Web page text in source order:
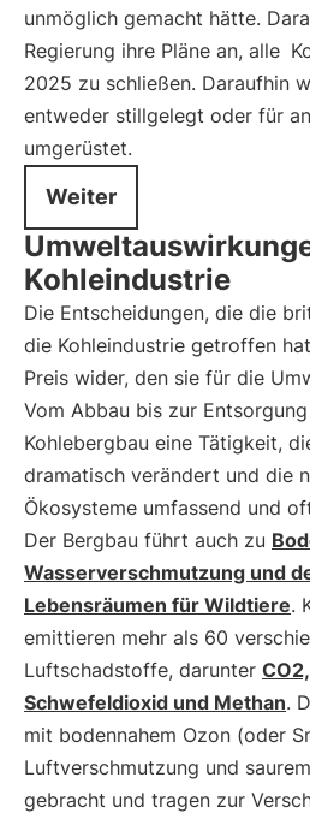
unmöglich gemacht hätte.
Regierung ihre Pläne an, alle
2025 zu schließen. Daraufhin
entweder stillgelegt oder für
umgerüstet.
Weiter
Kohleindustrie
Die Entscheidungen, die die
die Kohleindustrie getroffen
Preis wider, den sie für die
Vom Abbau bis zur
Kohlebergbau eine Tätigkeit,
dramatisch verändert und die
Ökosysteme umfassend und
Der Bergbau führt auch zu
Wasserverschmutzung und
Lebensräumen für Wildtiere.
emittieren mehr als 60
Luftschadstoffe, darunter
Schwefeldioxid und Methan.
mit bodennahem Ozon (oder
Luftverschmutzung und
gebracht und tragen zur